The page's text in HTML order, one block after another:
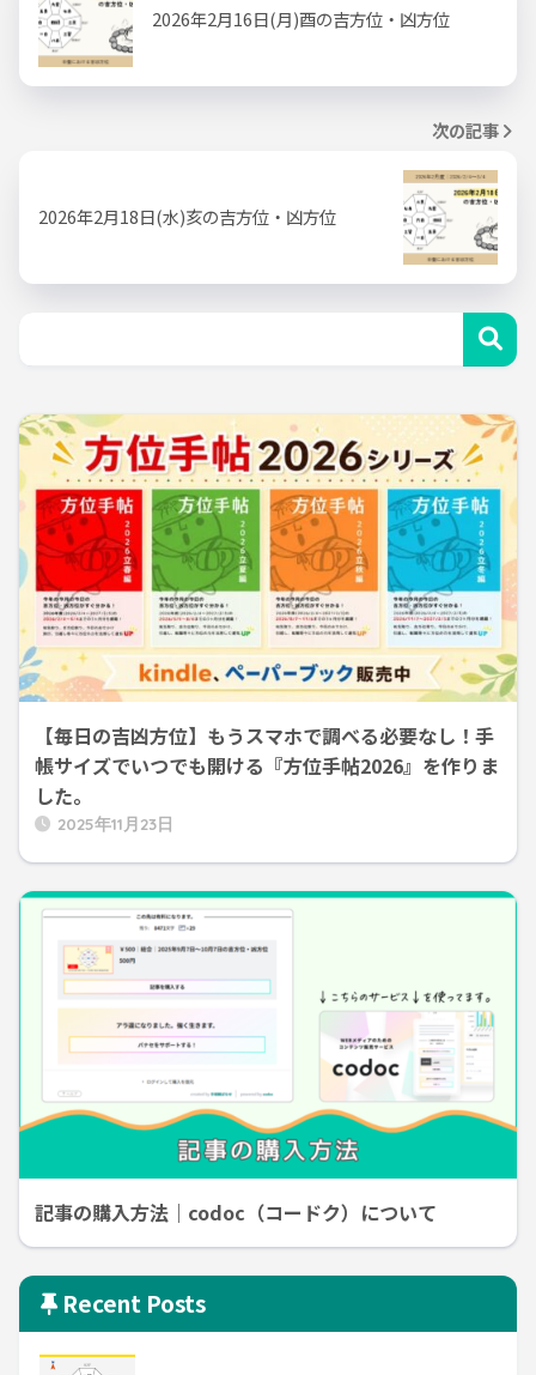
2026年2月16日(月)酉の吉方位・凶方位
次の記事
2026年2月18日(水)亥の吉方位・凶方位
【毎日の吉凶方位】もうスマホで調べる必要なし！手
帳サイズでいつでも開ける『方位手帖2026』を作りま
した。
2025年11月23日
記事の購入方法｜codoc（コードク）について
Recent Posts